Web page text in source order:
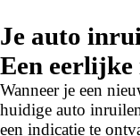
Je auto
Een
Wanneer je een
huidige auto
een indicatie te